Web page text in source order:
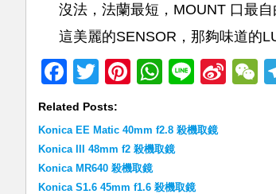
沒法，法蘭最短，MOUNT 口最
這美麗的SENSOR，那夠味道的
Facebook
TwitterPinterestLineSina
Related Posts:
Konica EE Matic 40mm f2.8 殺機取鏡
Konica III 48mm f2 殺機取鏡
Konica MR640 殺機取鏡
Konica S1.6 45mm f1.6 殺機取鏡